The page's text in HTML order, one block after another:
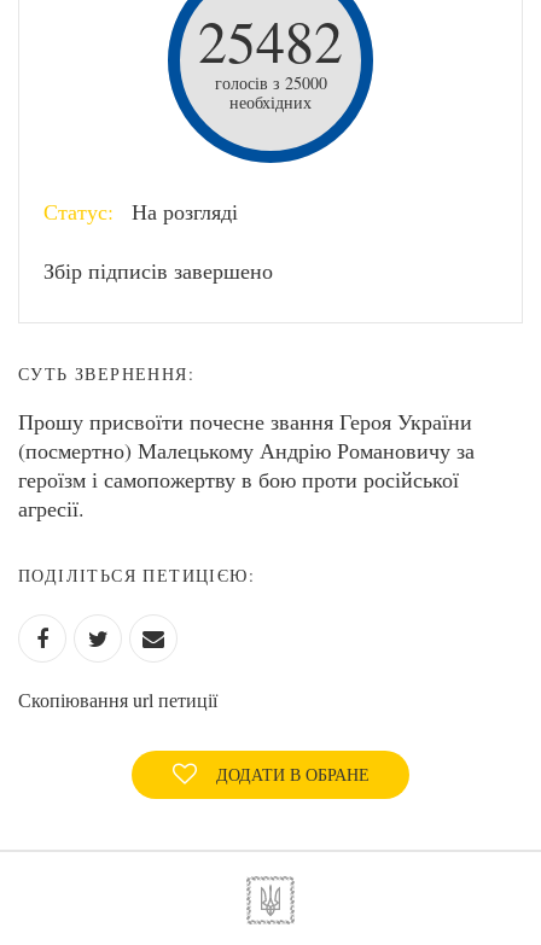
25482
голосів з 25000
необхідних
Статус: На розгляді
Збір підписів завершено
СУТЬ ЗВЕРНЕННЯ:
Прошу присвоїти почесне звання Героя України
(посмертно) Малецькому Андрію Романовичу за
героїзм і самопожертву в бою проти російської
агресії.
ПОДІЛІТЬСЯ ПЕТИЦІЄЮ:
Скопіювання url петиції
ДОДАТИ В ОБРАНЕ